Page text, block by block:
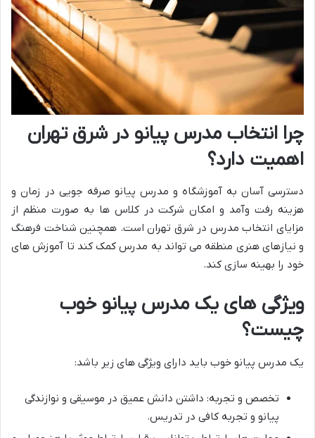
چرا انتخاب مدرس پیانو در شرق تهران
اهمیت دارد؟
دسترسی آسان به آموزشگاه و مدرس پیانو صرفه جویی در زمان و
هزینه رفت وآمد و امکان شرکت در کلاس ها به صورت منظم از
مزایای انتخاب مدرس در شرق تهران است. همچنین شناخت فرهنگ
و نیازهای هنری منطقه می تواند به مدرس کمک کند تا آموزش های
خود را بهینه سازی کند.
ویژگی های یک مدرس پیانو خوب
چیست؟
یک مدرس پیانو خوب باید دارای ویژگی های زیر باشد:
تخصص و تجربه: داشتن دانش عمیق در موسیقی و نوازندگی
پیانو و تجربه کافی در تدریس.